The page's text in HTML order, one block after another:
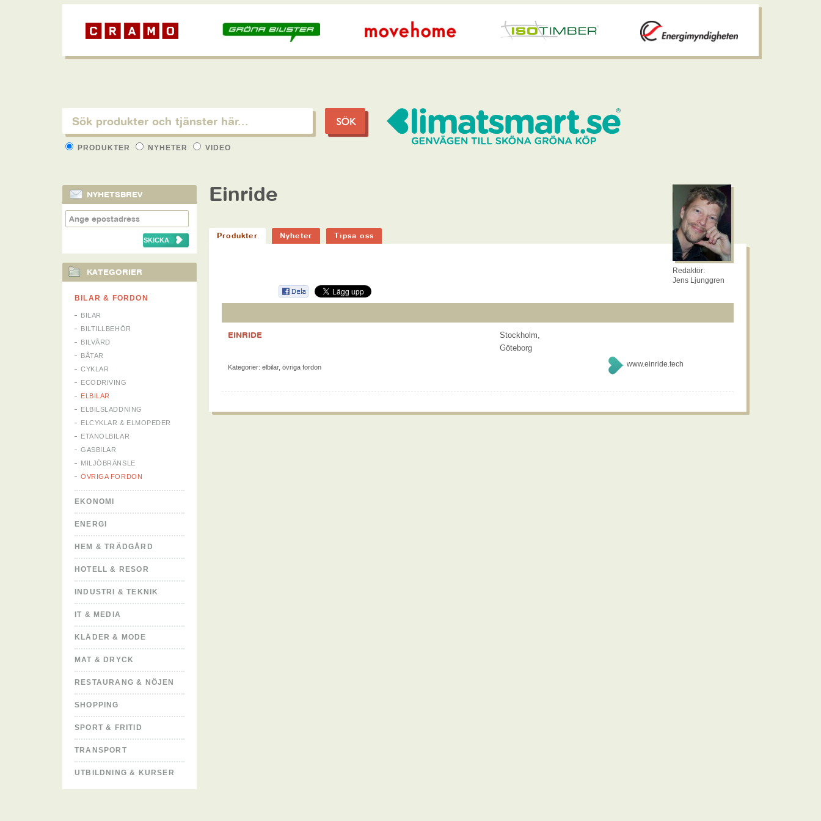
PRODUKTER NYHETER VIDEO
NYHETSBREV
KATEGORIER
BILAR & FORDON
BILAR
BILTILLBEHÖR
BILVÅRD
BÅTAR
CYKLAR
ECODRIVING
ELBILAR
ELBILSLADDNING
ELCYKLAR & ELMOPEDER
ETANOLBILAR
GASBILAR
MILJÖBRÄNSLE
ÖVRIGA FORDON
EKONOMI
ENERGI
HEM & TRÄDGÅRD
HOTELL & RESOR
INDUSTRI & TEKNIK
IT & MEDIA
KLÄDER & MODE
MAT & DRYCK
RESTAURANG & NÖJEN
SHOPPING
SPORT & FRITID
TRANSPORT
UTBILDNING & KURSER
Einride
Produkter Nyheter Tipsa oss
Redaktör:
Jens Ljunggren
EINRIDE
Stockholm,
Göteborg
www.einride.tech
Kategorier: elbilar, övriga fordon